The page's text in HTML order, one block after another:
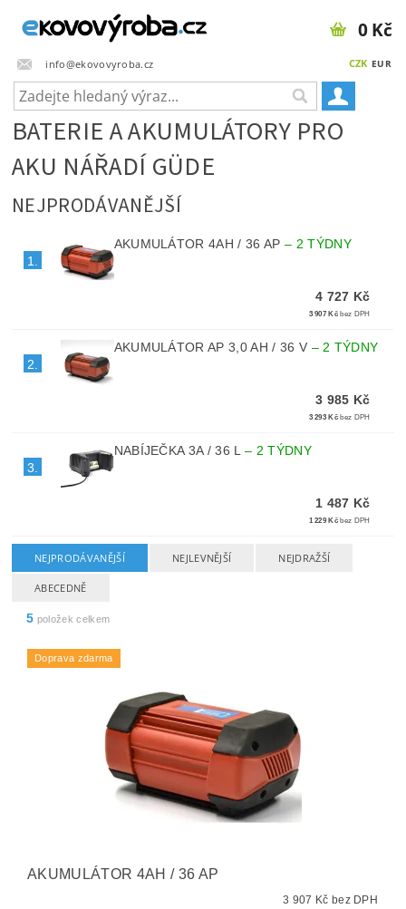
info@ekovovyroba.cz CZK EUR
0 Kč
BATERIE A AKUMULÁTORY PRO
AKU NÁŘADÍ GÜDE
NEJPRODÁVANĚJŠÍ
1.
AKUMULÁTOR 4AH / 36 AP – 2 TÝDNY
4 727 Kč
3 907 Kč bez DPH
2.
AKUMULÁTOR AP 3,0 AH / 36 V – 2 TÝDNY
3 985 Kč
3 293 Kč bez DPH
3.
NABÍJEČKA 3A / 36 L – 2 TÝDNY
1 487 Kč
1 229 Kč bez DPH
NEJPRODÁVANĚJŠÍ NEJLEVNĚJŠÍ NEJDRAŽŠÍ
ABECEDNĚ
5 položek celkem
Doprava zdarma
AKUMULÁTOR 4AH / 36 AP
3 907 Kč bez DPH